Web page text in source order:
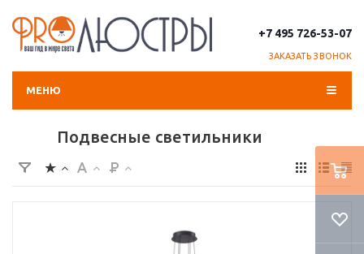
+7 495 726-53-07
ЗАКАЗАТЬ ЗВОНОК
МЕНЮ
Подвесные светильники